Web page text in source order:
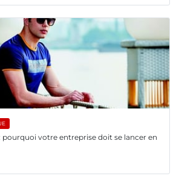
pourquoi votre entreprise doit se lancer en